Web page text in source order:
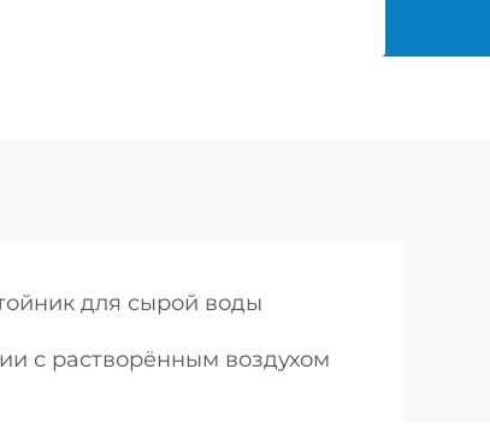
для сырой воды
с растворённым воздухом